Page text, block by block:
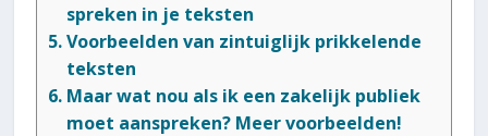
spreken in je teksten
Voorbeelden van zintuiglijk prikkelende
teksten
Maar wat nou als ik een zakelijk publiek
moet aanspreken? Meer voorbeelden!